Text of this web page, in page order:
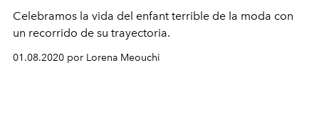
Celebramos la vida del enfant terrible de la moda con
un recorrido de su trayectoria.
01.08.2020 por Lorena Meouchi